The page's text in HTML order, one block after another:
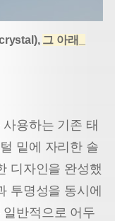
그 아래_
용하는 기존 태
밑에 자리한 솔
디자인을 완성했
투명성을 동시에
반적으로 어두